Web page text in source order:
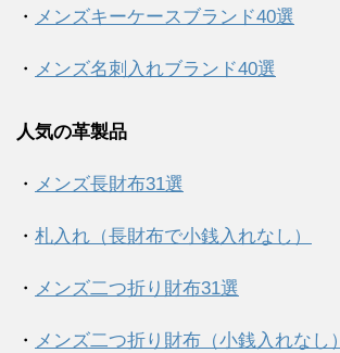
・ メンズキーケースブランド40選
・ メンズ名刺入れブランド40選
人気の革製品
・ メンズ長財布31選
・ 札入れ（長財布で小銭入れなし）
・ メンズ二つ折り財布31選
・ メンズ二つ折り財布（小銭入れなし）